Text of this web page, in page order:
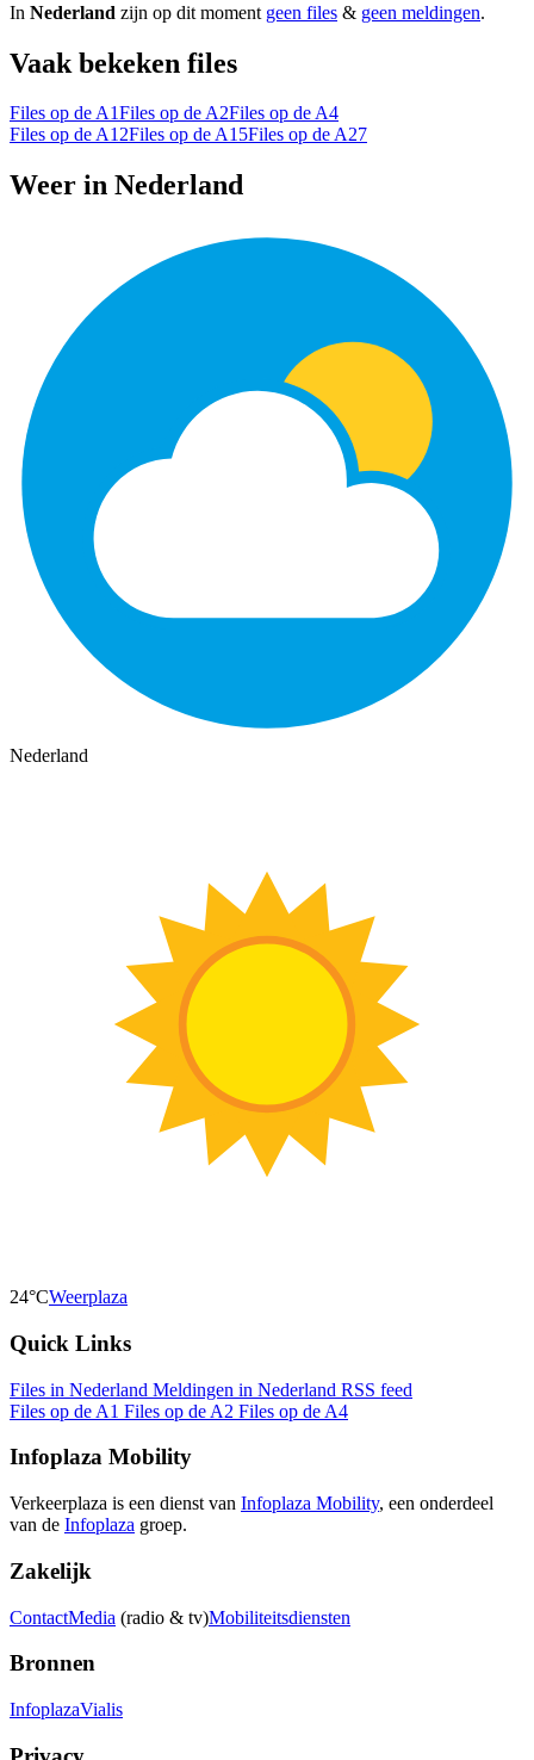
In Nederland zijn op dit moment geen files & geen meldingen.
Vaak bekeken files
Files op de A1Files op de A2Files op de A4
Files op de A12Files op de A15Files op de A27
Weer in Nederland
Nederland
24°CWeerplaza
Quick Links
Files in Nederland Meldingen in Nederland RSS feed
Files op de A1 Files op de A2 Files op de A4
Infoplaza Mobility
Verkeerplaza is een dienst van Infoplaza Mobility, een onderdeel
van de Infoplaza groep.
Zakelijk
ContactMedia (radio & tv)Mobiliteitsdiensten
Bronnen
InfoplazaVialis